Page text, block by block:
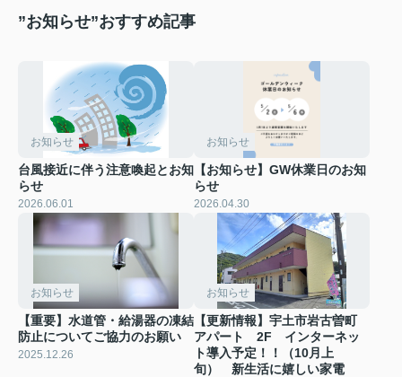
”お知らせ”おすすめ記事
お知らせ
台風接近に伴う注意喚起とお知
らせ
2026.06.01
お知らせ
【お知らせ】GW休業日のお知
らせ
2026.04.30
お知らせ
【重要】水道管・給湯器の凍結
防止についてご協力のお願い
2025.12.26
お知らせ
【更新情報】宇土市岩古曽町
アパート 2F インターネッ
ト導入予定！！（10月上
旬） 新生活に嬉しい家電